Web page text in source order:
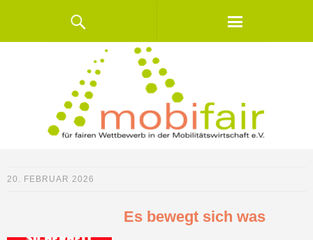
20. FEBRUAR 2026
Es bewegt sich was